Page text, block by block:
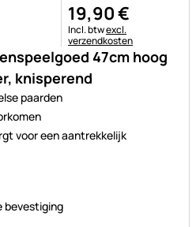
47cm hoog
knisperend
paarden
voor een aantrekkelijk
bevestiging
19,90€
Belastinginformatie:
Incl. btwexcl.
verzendkosten